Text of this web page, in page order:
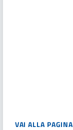
VAI ALLA PAGINA